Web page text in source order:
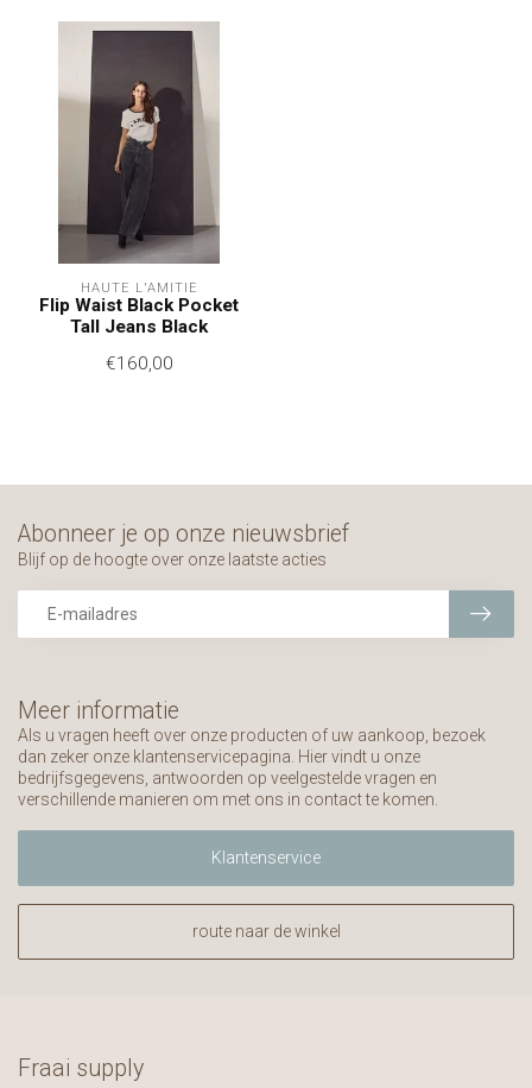
HAUTE L'AMITIÉ
Flip Waist Black Pocket
Tall Jeans Black
€160,00
Meer informatie
Als u vragen heeft over onze producten of uw aankoop, bezoek
dan zeker onze klantenservicepagina. Hier vindt u onze
bedrijfsgegevens, antwoorden op veelgestelde vragen en
verschillende manieren om met ons in contact te komen.
Klantenservice
route naar de winkel
Abonneer je op onze nieuwsbrief
Blijf op de hoogte over onze laatste acties
Fraai supply